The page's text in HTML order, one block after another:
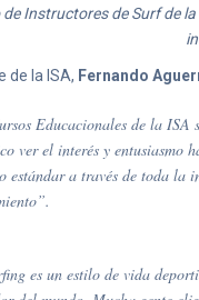
de Instructores de Surf de
de la ISA, Fernando
Educacionales de la
ver el interés y entusiasmo
estándar a través de toda la
es un estilo de vida